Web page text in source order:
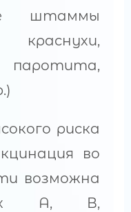
штаммы
паротита,
риска
во
возможна
А, В,